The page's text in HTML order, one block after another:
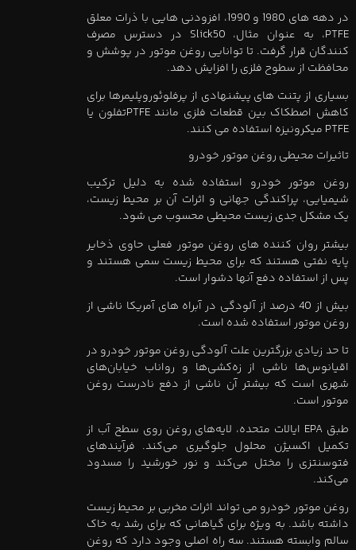
در دهه های 1980 و 1990، افزودنی هایی با ذرات معلق
PTFE، به عنوان مثال، Slick50 در دسترس مصرف
کنندگان قرار گرفت. تا توانایی روغن موتور در پوشش و
محافظت از سطوح فلزی را افزایش دهد.
بسیاری از پتنت های پیشنهادی از پرفلوئوروپلیمرها برای
کاهش اصطکاک بین قطعات فلزی مانند PTFEتفلون یا
PTFE میکرونیزه استفاده می کنند.
تاثیرات محیطی روغن موتور خودرو
روغن موتور خودرو استفاده شده به دلیل ترکیب
شیمیایی، پراکندگی جهانی و اثرات آن بر محیط زیست،
یک مشکل جدی زیست محیطی محسوب می شود.
بیشتر روان کننده های روغن موتور فعلی حاوی ذخایر
پایه نفتی هستند که برای محیط زیست سمی هستند و
پس از استفاده دفع آنها دشوار است.
بیش از 40 درصد از آلودگی در آبراه های آمریکا ناشی از
روغن موتور استفاده شده است.
تا حد زیادی بزرگترین علت آلودگی روغن موتور خودرو در
اقیانوس‌ها ناشی از زه‌کشی‌ها و رواناب خیابان‌های
شهری است که بیشتر آن ناشی از دفع نادرست روغن
موتور است.
طبق EPA ایالات متحده، لایه‌های روغن روی سطح آب از
تکمیل اکسیژن محلول جلوگیری می‌کند. فرآیندهای
فتوسنتزی را مختل می‌کند و نور خورشید را مسدود
می‌کند.
روغن موتور خودرو می تواند اثرات مخربی بر محیط زیست
داشته باشد. به ویژه برای گیاهانی که برای رشد به خاک
سالم وابسته هستند. سه راه اصلی وجود دارد که روغن